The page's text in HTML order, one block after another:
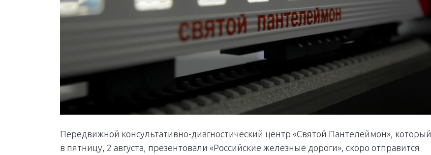
Передвижной консультативно-диагностический центр «Святой Пантелеймон», который
в пятницу, 2 августа, презентовали «Российские железные дороги», скоро отправится